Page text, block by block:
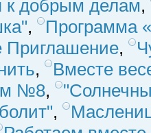
к добрым делам,
,
Программа
Приглашение,
,
Вместе
№8,
,